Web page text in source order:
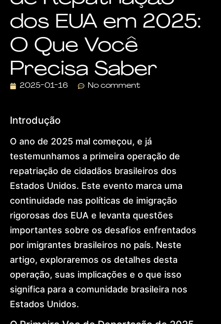
Dr.
Lohan
(US)
&
&
Expansion
Global
Architecture
Golden
Dr.
Offices
dos EUA em 2025:
O Que Você
Precisa Saber
2025-01-16 No comment
Introdução
O ano de 2025 mal começou, e já
testemunhamos a primeira operação de
repatriação de cidadãos brasileiros dos
Estados Unidos. Este evento marca uma
continuidade nas políticas de imigração
rigorosas dos EUA e levanta questões
importantes sobre os desafios enfrentados
por imigrantes brasileiros no país. Neste
artigo, exploraremos os detalhes desta
operação, suas implicações e o que isso
significa para a comunidade brasileira nos
Estados Unidos.